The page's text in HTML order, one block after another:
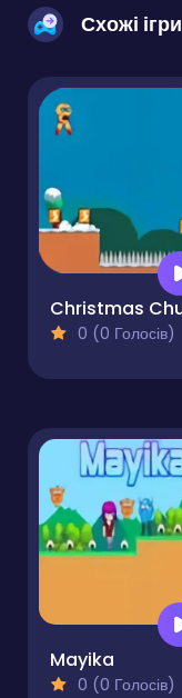
Схожі ігри
0 (0 Голосів)
Mayika
0 (0 Голосів)